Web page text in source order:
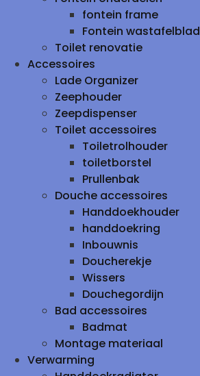
fontein frame
Fontein wastafelblad
Toilet renovatie
Accessoires
Lade Organizer
Zeephouder
Zeepdispenser
Toilet accessoires
Toiletrolhouder
toiletborstel
Prullenbak
Douche accessoires
Handdoekhouder
handdoekring
Inbouwnis
Doucherekje
Wissers
Douchegordijn
Bad accessoires
Badmat
Montage materiaal
Verwarming